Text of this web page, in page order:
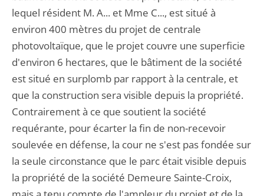
lequel résident M. A... et Mme C..., est situé à
environ 400 mètres du projet de centrale
photovoltaïque, que le projet couvre une superficie
d'environ 6 hectares, que le bâtiment de la société
est situé en surplomb par rapport à la centrale, et
que la construction sera visible depuis la propriété.
Contrairement à ce que soutient la société
requérante, pour écarter la fin de non-recevoir
soulevée en défense, la cour ne s'est pas fondée sur
la seule circonstance que le parc était visible depuis
la propriété de la société Demeure Sainte-Croix,